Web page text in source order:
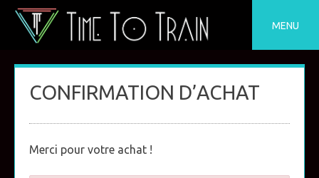
Skip
content
MENU
CONFIRMATION D’ACHAT
Merci pour votre achat !